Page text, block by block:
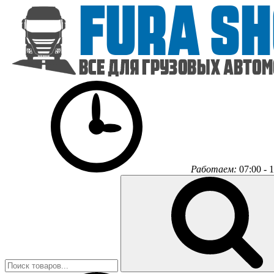
Работаем: 07:00 -